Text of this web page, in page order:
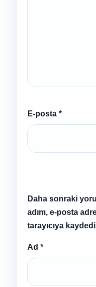
E-posta *
Daha sonraki
adım, e-posta
tarayıcıya
Ad *